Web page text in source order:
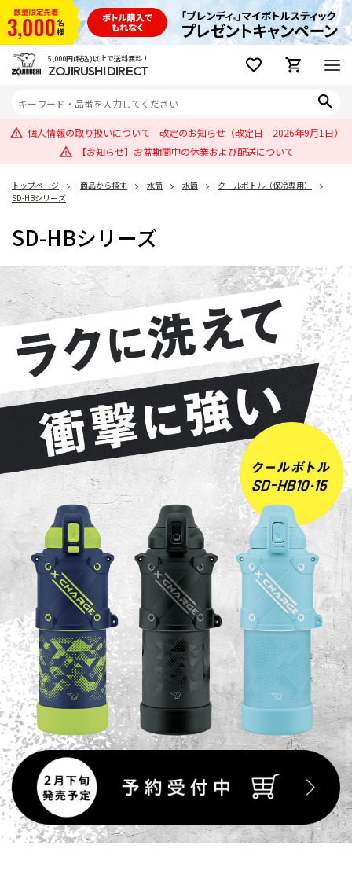
5,000円(税込)以上で送料無料！
ZOJIRUSHI DIRECT
個人情報の取り扱いについて 改定のお知らせ（改定日 2026年9月1日）
【お知らせ】お盆期間中の休業および配送について
トップページ 商品から探す 水筒 水筒
クールボトル（保冷専用）
SD-HBシリーズ
SD-HBシリーズ